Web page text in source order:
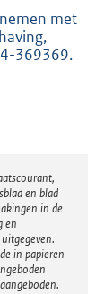
met
369369.
en blad
in de
en
in papieren